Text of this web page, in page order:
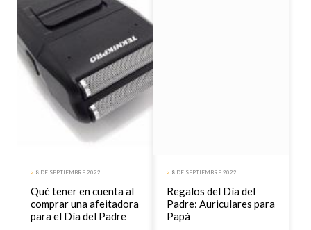
> 8 DE SEPTIEMBRE 2022
Qué tener en cuenta al
comprar una afeitadora
para el Día del Padre
> 8 DE SEPTIEMBRE 2022
Regalos del Día del
Padre: Auriculares para
Papá